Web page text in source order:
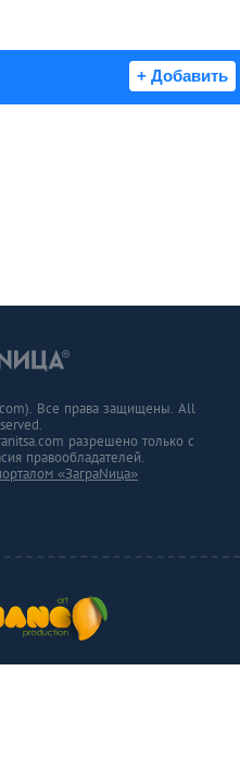
+ Добавить
Все права защищены. All
разрешено только с
правообладателей.
«ЗаграNица»